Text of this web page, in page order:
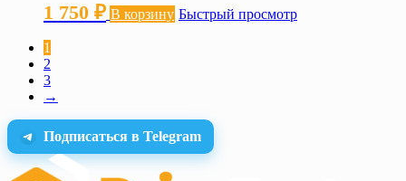
1 750 ₽ В корзину Быстрый просмотр
1
2
3
→
Подписаться в Telegram